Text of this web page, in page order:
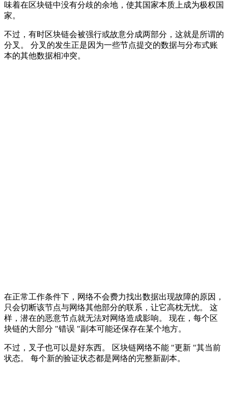
味着在区块链中没有分歧的余地，使其国家本质上成为极权国
家。
不过，有时区块链会被强行或故意分成两部分，这就是所谓的
分叉。 分叉的发生正是因为一些节点提交的数据与分布式账
本的其他数据相冲突。
在正常工作条件下，网络不会费力找出数据出现故障的原因，
只会切断该节点与网络其他部分的联系，让它高枕无忧。 这
样，潜在的恶意节点就无法对网络造成影响。 现在，每个区
块链的大部分 "错误 "副本可能还保存在某个地方。
不过，叉子也可以是好东西。 区块链网络不能 "更新 "其当前
状态。 每个新的验证状态都是网络的完整新副本。